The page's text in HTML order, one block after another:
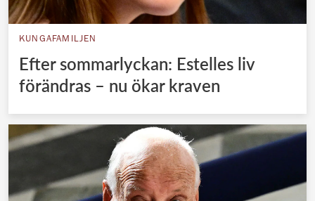
KUNGAFAMILJEN
Efter sommarlyckan: Estelles liv
förändras – nu ökar kraven